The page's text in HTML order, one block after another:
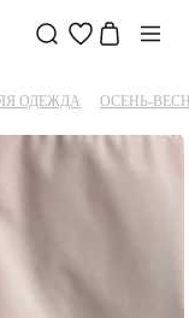
ОДЕЖДА ОСЕНЬ-